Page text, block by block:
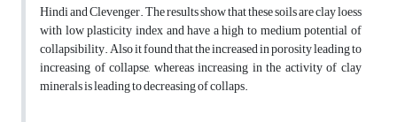
Hindi and Clevenger. The results show that these soils are clay loess
with low plasticity index and have a high to medium potential of
collapsibility. Also it found that the increased in porosity leading to
increasing of collapse, whereas increasing in the activity of clay
minerals is leading to decreasing of collaps.